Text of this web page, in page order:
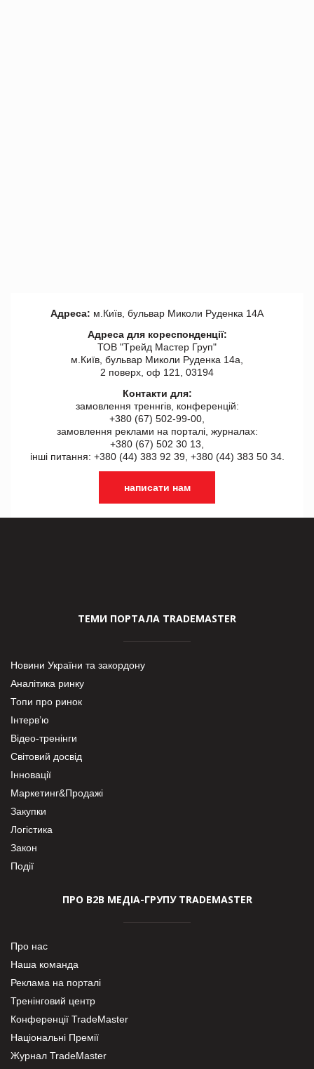
Адреса: м.Київ, бульвар Миколи Руденка 14А
Адреса для кореспонденції:
ТОВ "Tрейд Мастер Груп"
м.Київ, бульвар Миколи Руденка 14а,
2 поверх, оф 121, 03194
Контакти для:
замовлення треннгів, конференцій:
+380 (67) 502-99-00,
замовлення реклами на порталі, журналах:
+380 (67) 502 30 13,
інші питання: +380 (44) 383 92 39, +380 (44) 383 50 34.
написати нам
ТЕМИ ПОРТАЛА TRADEMASTER
Новини України та закордону
Аналітика ринку
Топи про ринок
Інтерв’ю
Відео-тренінги
Світовий досвід
Інновації
Маркетинг&Продажі
Закупки
Логістика
Закон
Події
ПРО В2В МЕДІА-ГРУПУ TRADEMASTER
Про нас
Наша команда
Реклама на порталі
Тренінговий центр
Конференції TradeMaster
Національні Премії
Журнал TradeMaster